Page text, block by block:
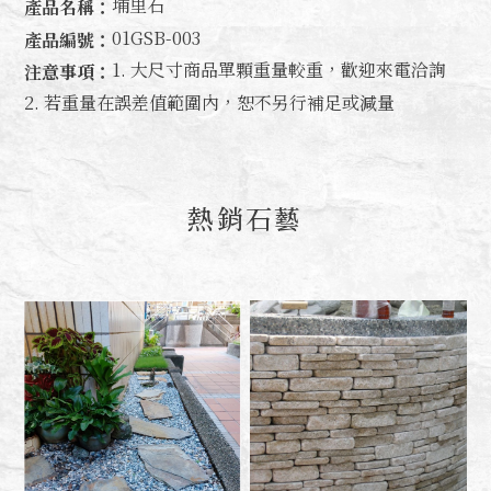
產品名稱：埔里石
產品編號：01GSB-003
注意事項： 1. 大尺寸商品單顆重量較重，歡迎來電洽詢
2. 若重量在誤差值範圍內，恕不另行補足或減量
熱銷石藝